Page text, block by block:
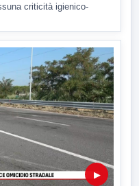
criticità igienico-
▶